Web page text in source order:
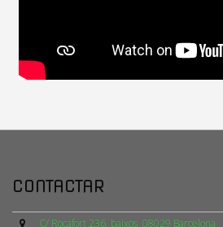
CONTACTAR
C/ Rocafort 236, baixos. 08029 Barcelona